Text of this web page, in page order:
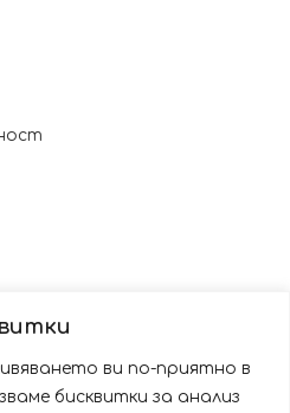
ви по-приятно в
бисквитки за анализ